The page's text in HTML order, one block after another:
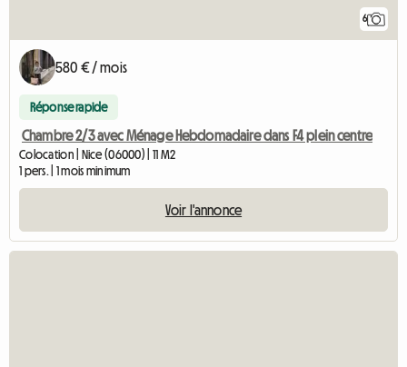
6
580 € / mois
Réponse rapide
Chambre 2/3 avec Ménage Hebdomadaire dans F4 plein centre
Colocation | Nice (06000) | 11 M2
1 pers. | 1 mois minimum
Voir l'annonce